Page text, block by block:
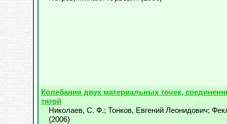
Колебания двух материальных точек,
тягой
Николаев, С. Ф.; Тонков, Евгений Леонидович;
(2006)